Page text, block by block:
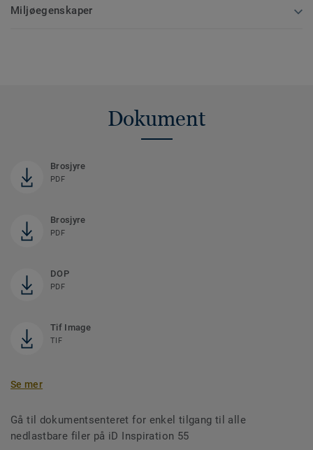
Miljøegenskaper
Dokument
Brosjyre
PDF
Brosjyre
PDF
DOP
PDF
Tif Image
TIF
Se mer
Gå til dokumentsenteret for enkel tilgang til alle
nedlastbare filer på iD Inspiration 55